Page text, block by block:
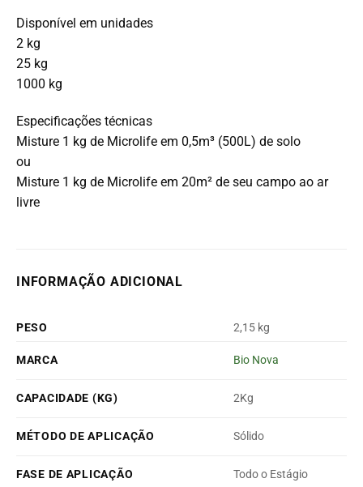
Disponível em unidades
2 kg
25 kg
1000 kg
Especificações técnicas
Misture 1 kg de Microlife em 0,5m³ (500L) de solo
ou
Misture 1 kg de Microlife em 20m² de seu campo ao ar
livre
INFORMAÇÃO ADICIONAL
PESO 2,15 kg
MARCA Bio Nova
CAPACIDADE (KG) 2Kg
MÉTODO DE APLICAÇÃO Sólido
FASE DE APLICAÇÃO Todo o Estágio